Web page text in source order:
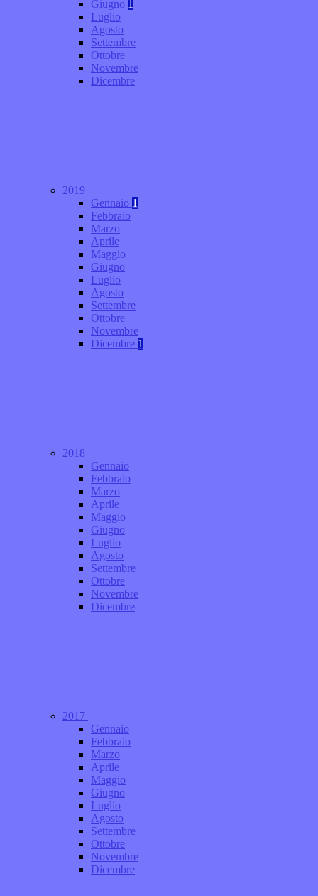
Giugno 1
Luglio
Agosto
Settembre
Ottobre
Novembre
Dicembre
2019
Gennaio 1
Febbraio
Marzo
Aprile
Maggio
Giugno
Luglio
Agosto
Settembre
Ottobre
Novembre
Dicembre 1
2018
Gennaio
Febbraio
Marzo
Aprile
Maggio
Giugno
Luglio
Agosto
Settembre
Ottobre
Novembre
Dicembre
2017
Gennaio
Febbraio
Marzo
Aprile
Maggio
Giugno
Luglio
Agosto
Settembre
Ottobre
Novembre
Dicembre